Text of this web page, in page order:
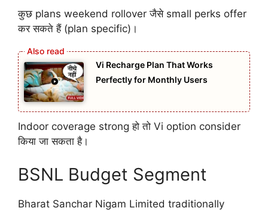
कुछ plans weekend rollover जैसे small perks offer
कर सकते हैं (plan specific)।
Vi Recharge Plan That Works
Perfectly for Monthly Users
Indoor coverage strong हो तो Vi option consider
किया जा सकता है।
BSNL Budget Segment
Bharat Sanchar Nigam Limited traditionally